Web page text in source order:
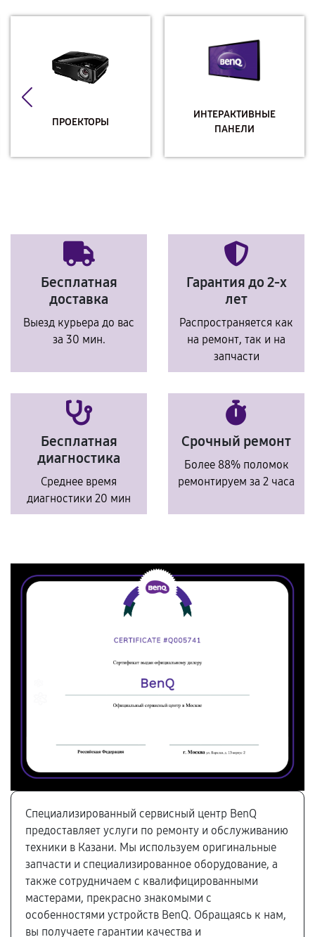
ПРОЕКТОРЫ
ИНТЕРАКТИВНЫЕ
ПАНЕЛИ
Бесплатная
доставка
Выезд курьера до вас
за 30 мин.
Гарантия до 2-х
лет
Распространяется как
на ремонт, так и на
запчасти
Бесплатная
диагностика
Среднее время
диагностики 20 мин
Срочный ремонт
Более 88% поломок
ремонтируем за 2 часа
Специализированный сервисный центр BenQ
предоставляет услуги по ремонту и обслуживанию
техники в Казани. Мы используем оригинальные
запчасти и специализированное оборудование, а
также сотрудничаем с квалифицированными
мастерами, прекрасно знакомыми с
особенностями устройств BenQ. Обращаясь к нам,
вы получаете гарантии качества и